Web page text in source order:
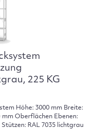
225 KG
Höhe: 3000 mm Breite:
mm Oberflächen Ebenen:
RAL 7035 lichtgrau